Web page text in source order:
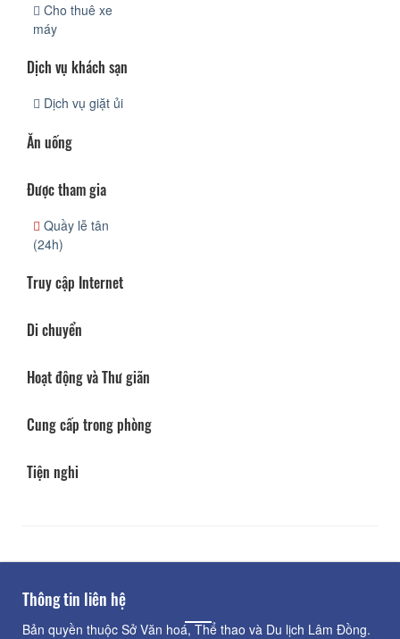
Cho thuê xe
máy
Dịch vụ khách sạn
Dịch vụ giặt ủi
Ăn uống
Được tham gia
Quầy lễ tân
(24h)
Truy cập Internet
Di chuyển
Hoạt động và Thư giãn
Cung cấp trong phòng
Tiện nghi
Thông tin liên hệ
Bản quyền thuộc Sở Văn hoá, Thể thao và Du lịch Lâm Đồng.